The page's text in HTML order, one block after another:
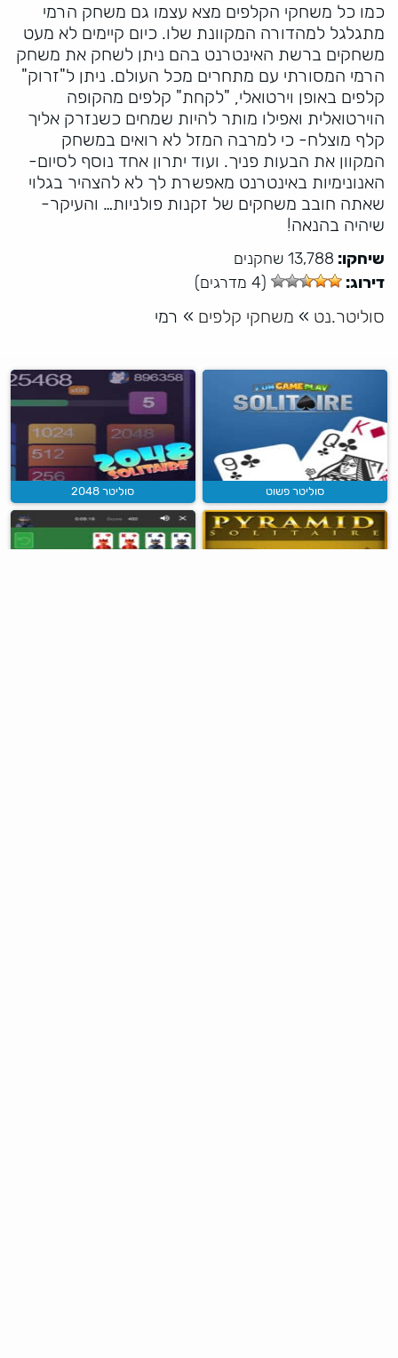
כמו כל משחקי הקלפים מצא עצמו גם משחק הרמי
מתגלגל למהדורה המקוונת שלו. כיום קיימים לא מעט
משחקים ברשת האינטרנט בהם ניתן לשחק את משחק
הרמי המסורתי עם מתחרים מכל העולם. ניתן ל"זרוק"
קלפים באופן וירטואלי, "לקחת" קלפים מהקופה
הוירטואלית ואפילו מותר להיות שמחים כשנזרק אליך
קלף מוצלח- כי למרבה המזל לא רואים במשחק
המקוון את הבעות פניך. ועוד יתרון אחד נוסף לסיום-
האנונימיות באינטרנט מאפשרת לך לא להצהיר בגלוי
שאתה חובב משחקים של זקנות פולניות… והעיקר-
שיהיה בהנאה!
שיחקו: 13,788 שחקנים
דירוג:
(4 מדרגים)
סוליטר.נט » משחקי קלפים » רמי
סוליטר פשוט סוליטר 2048